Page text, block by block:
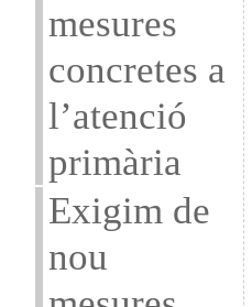
mesures
concretes a
l’atenció
primària
Exigim de
nou